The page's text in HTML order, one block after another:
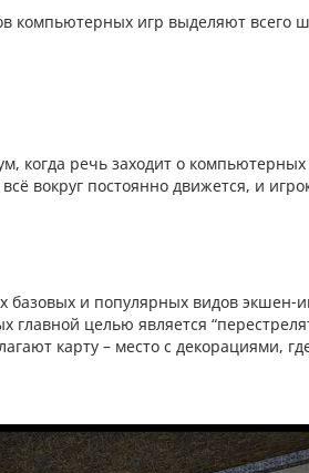
компьютерных игр выделяют всего
когда речь заходит о
вокруг постоянно движется, и
базовых и популярных видов экшен-
целью является
карту – место с декорациями,